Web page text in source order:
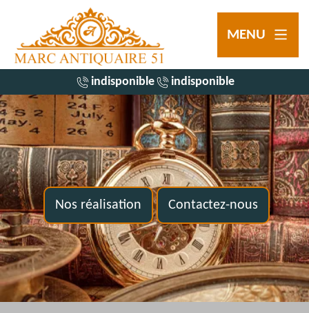
MENU
indisponible indisponible
Nos réalisation Contactez-nous